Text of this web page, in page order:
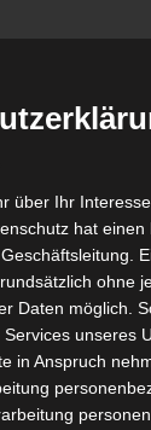
WIR WERDEN AUCH
der
über Ihr
hat
ohne
Daten möglich.
unseres
in Anspruch